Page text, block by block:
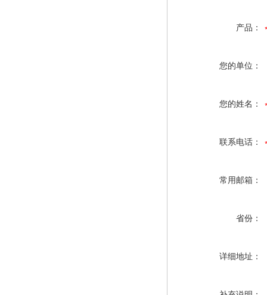
产品：
您的单位：
您的姓名：
联系电话：
常用邮箱：
省份：
详细地址：